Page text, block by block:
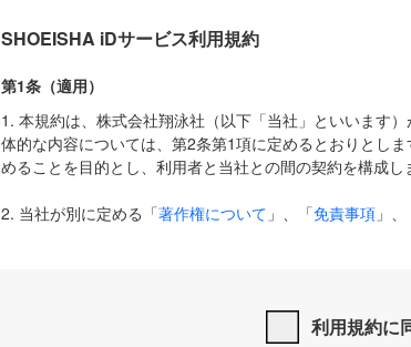
SHOEISHA iDサービス利用規約
第1条（適用）
1. 本規約は、株式会社翔泳社（以下「当社」といいます
体的な内容については、第2条第1項に定めるとおりとし
めることを目的とし、利用者と当社との間の契約を構成し
2. 当社が別に定める「著作権について 」、「免責事項 」
は、本規約の規定が優先して適用されるものとします。
利用規約に